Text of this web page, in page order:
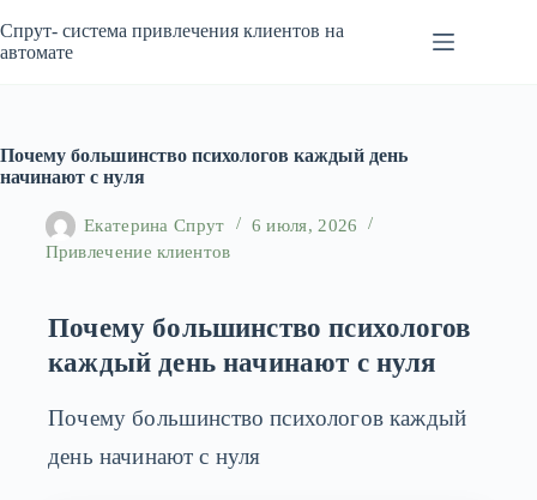
к
сути
Спрут- система привлечения клиентов на
автомате
Почему большинство психологов каждый день
начинают с нуля
Екатерина Спрут
6 июля, 2026
Привлечение клиентов
Почему большинство психологов
каждый день начинают с нуля
Почему большинство психологов каждый
день начинают с нуля